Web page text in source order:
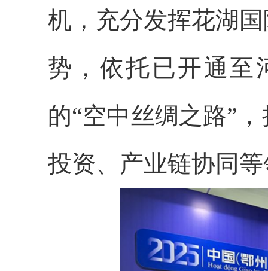
机，充分发挥花湖
势，依托已开通至
的“空中丝绸之路”
投资、产业链协同